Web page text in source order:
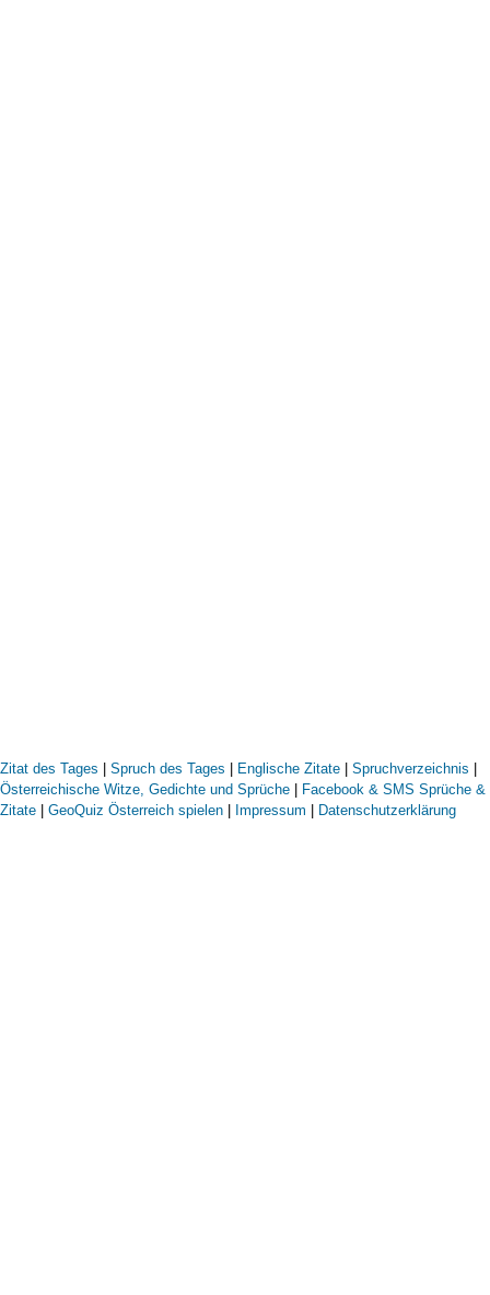
Zitat des Tages Spruch des Tages Englische Zitate Spruchverzeichnis
Österreichische Witze, Gedichte und Sprüche
Facebook & SMS Sprüche &
Zitate
GeoQuiz Österreich spielen Impressum Datenschutzerklärung